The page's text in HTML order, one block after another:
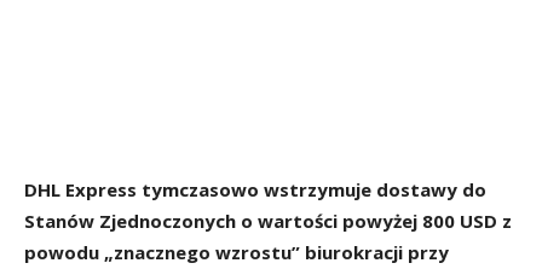
DHL Express tymczasowo wstrzymuje dostawy do
Stanów Zjednoczonych o wartości powyżej 800 USD z
powodu „znacznego wzrostu” biurokracji przy